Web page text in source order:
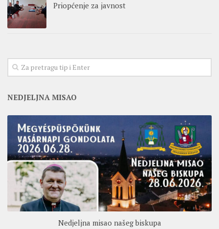
Priopćenje za javnost
NEDJELJNA MISAO
Nedjeljna misao našeg biskupa